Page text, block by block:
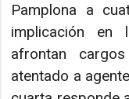
Pamplona a
implicación en
afrontan
atentado a